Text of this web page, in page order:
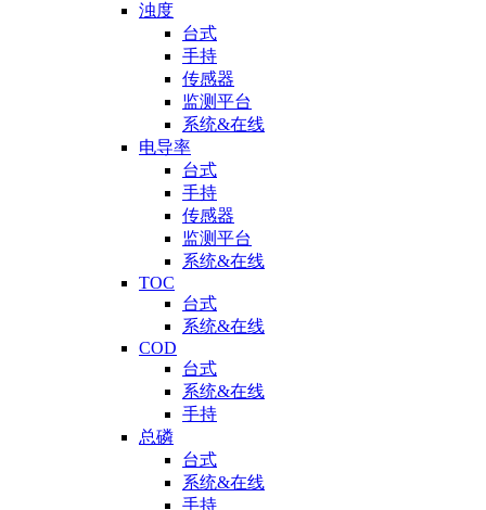
浊度
台式
手持
传感器
监测平台
系统&在线
电导率
台式
手持
传感器
监测平台
系统&在线
TOC
台式
系统&在线
COD
台式
系统&在线
手持
总磷
台式
系统&在线
手持